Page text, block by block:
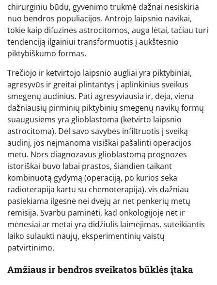
chirurginiu būdu, gyvenimo trukmė dažnai nesiskiria
nuo bendros populiacijos. Antrojo laipsnio navikai,
tokie kaip difuzinės astrocitomos, auga lėtai, tačiau turi
tendenciją ilgainiui transformuotis į aukštesnio
piktybiškumo formas.
Trečiojo ir ketvirtojo laipsnio augliai yra piktybiniai,
agresyvūs ir greitai plintantys į aplinkinius sveikus
smegenų audinius. Pati agresyviausia ir, deja, viena
dažniausių pirminių piktybinių smegenų navikų formų
suaugusiems yra glioblastoma (ketvirto laipsnio
astrocitoma). Dėl savo savybės infiltruotis į sveiką
audinį, jos neįmanoma visiškai pašalinti operacijos
metu. Nors diagnozavus glioblastomą prognozės
istoriškai buvo labai prastos, šiandien taikant
kombinuotą gydymą (operaciją, po kurios seka
radioterapija kartu su chemoterapija), vis dažniau
pasiekiama ilgesnė nei dvejų ar net penkerių metų
remisija. Svarbu paminėti, kad onkologijoje net ir
mėnesiai ar metai yra didžiulis laimėjimas, suteikiantis
laiko sulaukti naujų, eksperimentinių vaistų
patvirtinimo.
Amžiaus ir bendros sveikatos būklės įtaka